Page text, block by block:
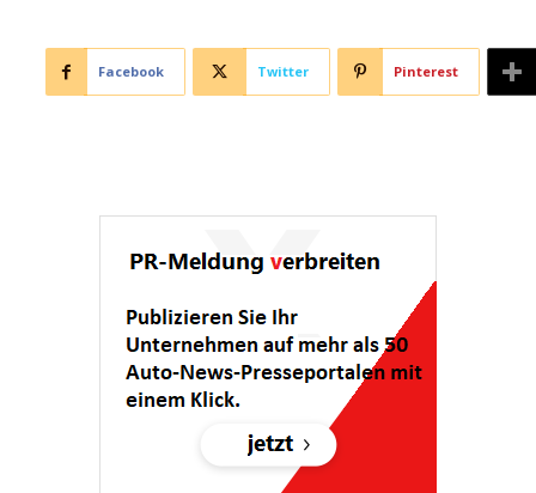
Facebook Twitter Pinterest